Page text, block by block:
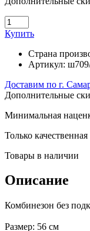
Купить
Страна
Артикул:
Доставим по г.
Дополнительные
Минимальная
Только
Товары в наличии
Описание
Комбинезон без
Размер: 56 см